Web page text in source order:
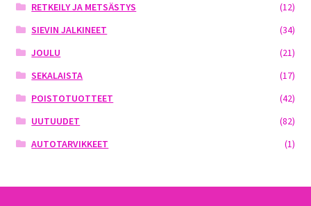
RETKEILY JA METSÄSTYS
(12)
SIEVIN JALKINEET
(34)
JOULU
(21)
SEKALAISTA
(17)
POISTOTUOTTEET
(42)
UUTUUDET
(82)
AUTOTARVIKKEET
(1)